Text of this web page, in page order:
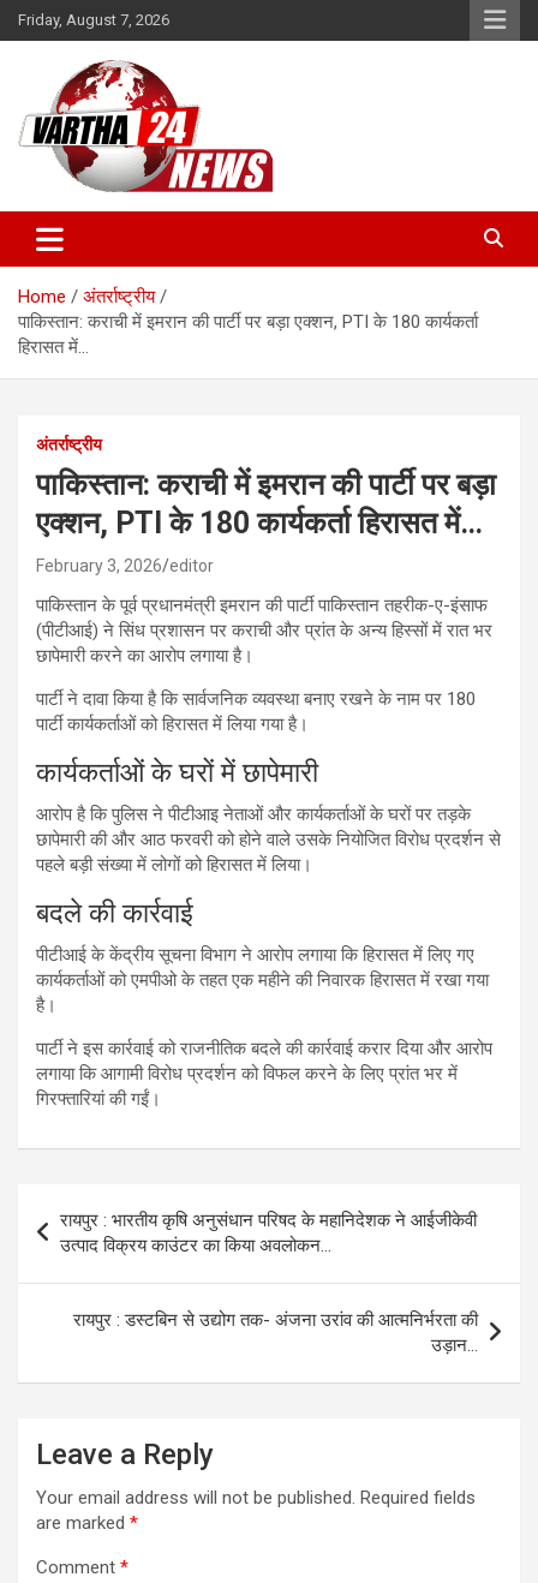
Skip
to
Friday, August 7, 2026
Vartha 24
Home
अंतर्राष्ट्रीय
पाकिस्तान: कराची में इमरान की पार्टी पर बड़ा एक्शन, PTI के 180 कार्यकर्ता
हिरासत में…
अंतर्राष्ट्रीय
पाकिस्तान: कराची में इमरान की पार्टी पर बड़ा
एक्शन, PTI के 180 कार्यकर्ता हिरासत में…
February 3, 2026 editor
पाकिस्तान के पूर्व प्रधानमंत्री इमरान की पार्टी पाकिस्तान तहरीक-ए-इंसाफ
(पीटीआई) ने सिंध प्रशासन पर कराची और प्रांत के अन्य हिस्सों में रात भर
छापेमारी करने का आरोप लगाया है।
पार्टी ने दावा किया है कि सार्वजनिक व्यवस्था बनाए रखने के नाम पर 180
पार्टी कार्यकर्ताओं को हिरासत में लिया गया है।
कार्यकर्ताओं के घरों में छापेमारी
आरोप है कि पुलिस ने पीटीआइ नेताओं और कार्यकर्ताओं के घरों पर तड़के
छापेमारी की और आठ फरवरी को होने वाले उसके नियोजित विरोध प्रदर्शन से
पहले बड़ी संख्या में लोगों को हिरासत में लिया।
बदले की कार्रवाई
पीटीआई के केंद्रीय सूचना विभाग ने आरोप लगाया कि हिरासत में लिए गए
कार्यकर्ताओं को एमपीओ के तहत एक महीने की निवारक हिरासत में रखा गया
है।
पार्टी ने इस कार्रवाई को राजनीतिक बदले की कार्रवाई करार दिया और आरोप
लगाया कि आगामी विरोध प्रदर्शन को विफल करने के लिए प्रांत भर में
गिरफ्तारियां की गईं।
navigation
रायपुर : भारतीय कृषि अनुसंधान परिषद के महानिदेशक ने आईजीकेवी
उत्पाद विक्रय काउंटर का किया अवलोकन…
रायपुर : डस्टबिन से उद्योग तक- अंजना उरांव की आत्मनिर्भरता की
उड़ान…
Leave a Reply
Your email address will not be published. Required fields
are marked *
Comment *